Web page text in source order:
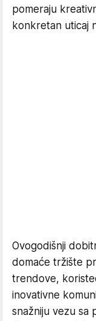
pomeraju
konkretan uticaj
Ovogodišnji
domaće tržište
trendove,
inovativne
snažniju vezu sa